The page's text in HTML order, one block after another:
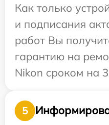
Как только
и подписания
работ Вы
гарантию на
Nikon сроком на
5